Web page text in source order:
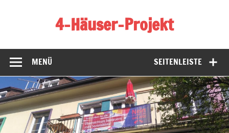
4-Häuser-Projekt
SEITENLEISTE
MENÜ